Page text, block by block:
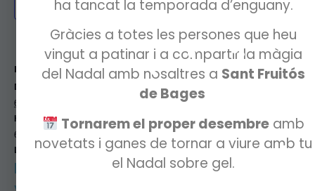
Afegeix al calendari
MOSTRA ELS DETALLS
Data:
6 desembre, 2025
Hora:
6 desembre, 2025
Lloc web:
https://serendipit
ORGANITZADOR
Serendipity On Ice
Telèfon
Correu electrònic
hola@serendipityonice.cat
Visualitza el lloc
ha tancat la temporada d’enguany.
Gràcies a totes les persones que heu
vingut a patinar i a compartir la màgia
del Nadal amb nosaltres a Sant Fruitós
de Bages
Tornarem el proper desembreamb
novetats i ganes de tornar a viure amb tu
el Nadal sobre gel.